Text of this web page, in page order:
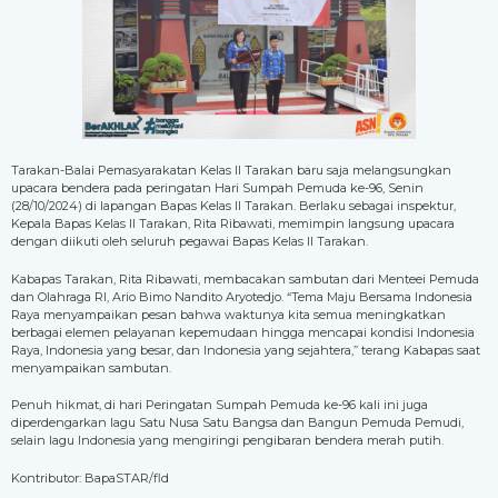
Tarakan-Balai Pemasyarakatan Kelas II Tarakan baru saja melangsungkan
upacara bendera pada peringatan Hari Sumpah Pemuda ke-96, Senin
(28/10/2024) di lapangan Bapas Kelas II Tarakan. Berlaku sebagai inspektur,
Kepala Bapas Kelas II Tarakan, Rita Ribawati, memimpin langsung upacara
dengan diikuti oleh seluruh pegawai Bapas Kelas II Tarakan.
Kabapas Tarakan, Rita Ribawati, membacakan sambutan dari Menteei Pemuda
dan Olahraga RI, Ario Bimo Nandito Aryotedjo. “Tema Maju Bersama Indonesia
Raya menyampaikan pesan bahwa waktunya kita semua meningkatkan
berbagai elemen pelayanan kepemudaan hingga mencapai kondisi Indonesia
Raya, Indonesia yang besar, dan Indonesia yang sejahtera,” terang Kabapas saat
menyampaikan sambutan.
Penuh hikmat, di hari Peringatan Sumpah Pemuda ke-96 kali ini juga
diperdengarkan lagu Satu Nusa Satu Bangsa dan Bangun Pemuda Pemudi,
selain lagu Indonesia yang mengiringi pengibaran bendera merah putih.
Kontributor: BapaSTAR/fld